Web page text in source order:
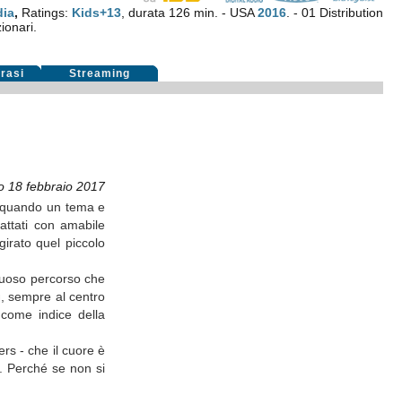
, Ratings: Kids+13 , durata 126 min. - USA2016 . - 01 Distribution
Streaming
18 febbraio 2017
un tema e
con amabile
quel piccolo
percorso che
sempre al centro
indice della
- che il cuore è
Perché se non si